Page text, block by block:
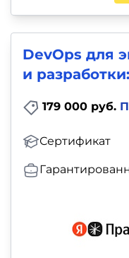
DevOps для
и
179 000 руб.
Сертификат